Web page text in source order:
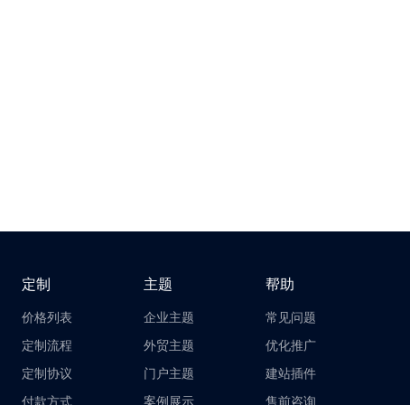
定制
价格列表
定制流程
定制协议
付款方式
主题
企业主题
外贸主题
门户主题
案例展示
帮助
常见问题
优化推广
建站插件
售前咨询